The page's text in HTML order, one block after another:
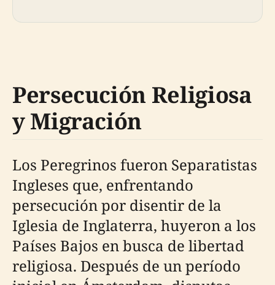
Persecución Religiosa
y Migración
Los Peregrinos fueron Separatistas
Ingleses que, enfrentando
persecución por disentir de la
Iglesia de Inglaterra, huyeron a los
Países Bajos en busca de libertad
religiosa. Después de un período